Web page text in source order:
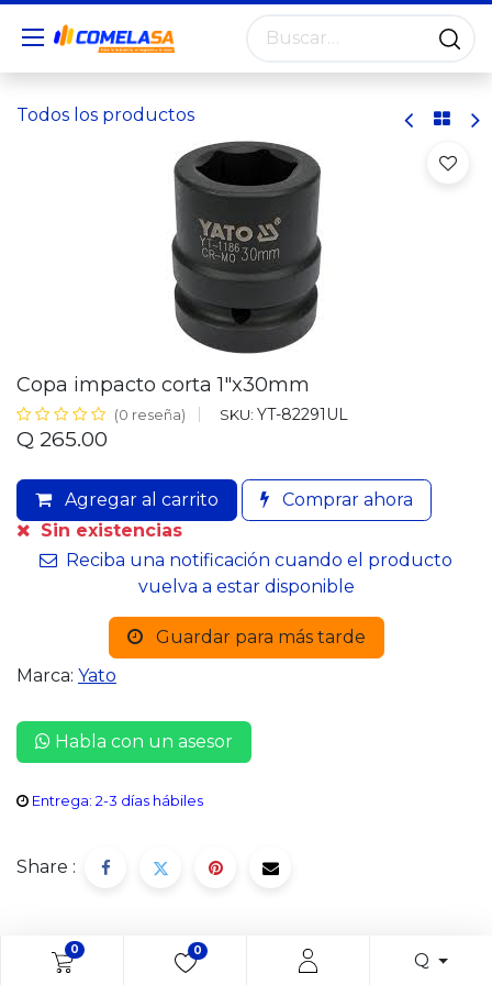
0 0 Q
Todos los productos
Copa impacto corta 1"x30mm
(0 reseña) SKU: YT-82291UL
Q 265.00
Agregar al carrito
Comprar ahora
Sin existencias
Reciba una notificación cuando el producto
vuelva a estar disponible
Guardar para más tarde
Marca: Yato
Habla con un asesor
Entrega: 2-3 días hábiles
Share :
Descripción